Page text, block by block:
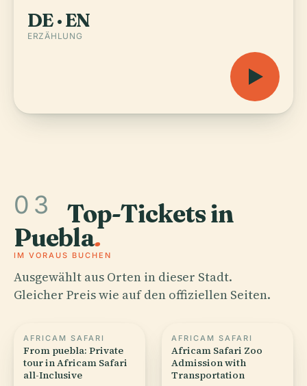
DE · EN
ERZÄHLUNG
03 Top-Tickets in
Puebla.
IM VORAUS BUCHEN
Ausgewählt aus Orten in dieser Stadt.
Gleicher Preis wie auf den offiziellen Seiten.
AFRICAM SAFARI
From puebla: Private
tour in Africam Safari
all-Inclusive
AFRICAM SAFARI
Africam Safari Zoo
Admission with
Transportation